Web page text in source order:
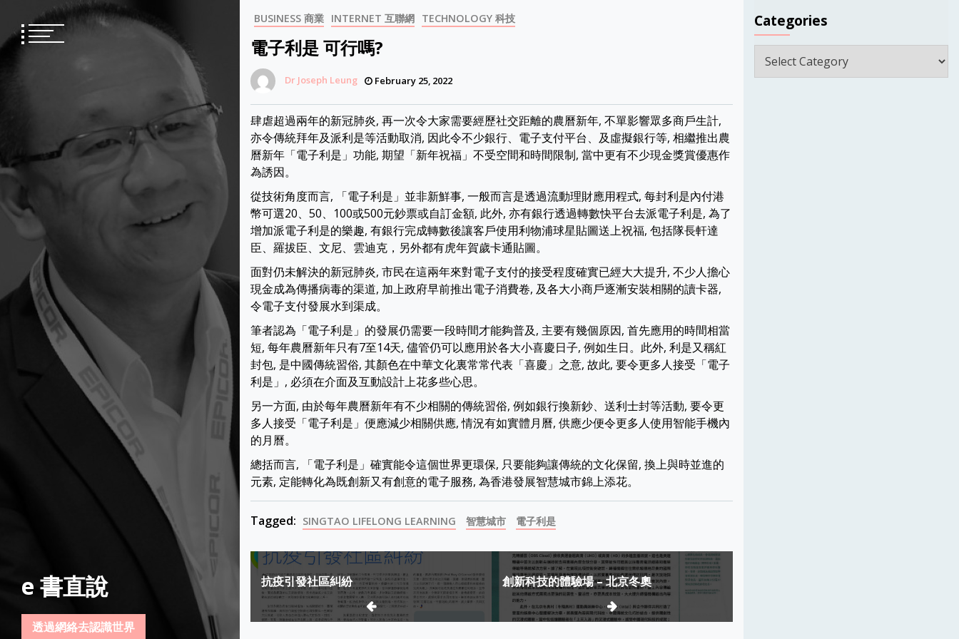
content
e 書直說
透過網絡去認識世界
BUSINESS 商業 INTERNET 互聯網 TECHNOLOGY 科技
電子利是 可行嗎?
Dr Joseph Leung February 25, 2022
肆虐超過兩年的新冠肺炎, 再一次令大家需要經歷社交距離的農曆新年, 不單影響眾多商戶生計,
亦令傳統拜年及派利是等活動取消, 因此令不少銀行、電子支付平台、及虛擬銀行等, 相繼推出農
曆新年「電子利是」功能, 期望「新年祝福」不受空間和時間限制, 當中更有不少現金獎賞優惠作
為誘因。
從技術角度而言, 「電子利是」並非新鮮事, 一般而言是透過流動理財應用程式, 每封利是內付港
幣可選20、50、100或500元鈔票或自訂金額, 此外, 亦有銀行透過轉數快平台去派電子利是, 為了
增加派電子利是的樂趣, 有銀行完成轉數後讓客戶使用利物浦球星貼圖送上祝福, 包括隊長軒達
臣、羅拔臣、文尼、雲迪克，另外都有虎年賀歲卡通貼圖。
面對仍未解決的新冠肺炎, 市民在這兩年來對電子支付的接受程度確實已經大大提升, 不少人擔心
現金成為傳播病毒的渠道, 加上政府早前推出電子消費卷, 及各大小商戶逐漸安裝相關的讀卡器,
令電子支付發展水到渠成。
筆者認為「電子利是」的發展仍需要一段時間才能夠普及, 主要有幾個原因, 首先應用的時間相當
短, 每年農曆新年只有7至14天, 儘管仍可以應用於各大小喜慶日子, 例如生日。此外, 利是又稱紅
封包, 是中國傳統習俗, 其顏色在中華文化裏常常代表「喜慶」之意, 故此, 要令更多人接受「電子
利是」, 必須在介面及互動設計上花多些心思。
另一方面, 由於每年農曆新年有不少相關的傳統習俗, 例如銀行換新鈔、送利士封等活動, 要令更
多人接受「電子利是」便應減少相關供應, 情況有如實體月曆, 供應少便令更多人使用智能手機內
的月曆。
總括而言, 「電子利是」確實能令這個世界更環保, 只要能夠讓傳統的文化保留, 換上與時並進的
元素, 定能轉化為既創新又有創意的電子服務, 為香港發展智慧城市錦上添花。
Tagged: SINGTAO LIFELONG LEARNING 智慧城市 電子利是
Post
navigation
抗疫引發社區糾紛 創新科技的體驗場 – 北京冬奧
Categories
Categories